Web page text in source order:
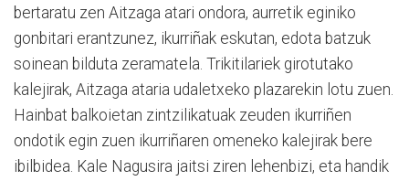
bertaratu zen Aitzaga atari ondora, aurretik eginiko
gonbitari erantzunez, ikurriñak eskutan, edota batzuk
soinean bilduta zeramatela. Trikitilariek girotutako
kalejirak, Aitzaga ataria udaletxeko plazarekin lotu zuen.
Hainbat balkoietan zintzilikatuak zeuden ikurriñen
ondotik egin zuen ikurriñaren omeneko kalejirak bere
ibilbidea. Kale Nagusira jaitsi ziren lehenbizi, eta handik